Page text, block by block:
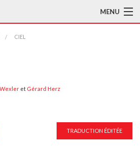
MENU
CIEL
et Gérard Herz
TRADUCTION ÉDITÉE